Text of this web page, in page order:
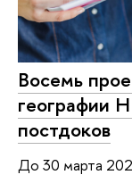
Восемь
географии
постдоков
До 30 марта